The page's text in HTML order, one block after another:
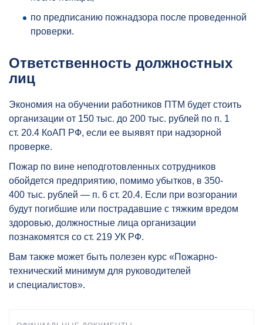
по предписанию пожнадзора после проведенной
проверки.
Ответственность должностных
лиц
Экономия на обучении работников ПТМ будет стоить
организации от 150 тыс. до 200 тыс. рублей по п. 1
ст. 20.4 КоАП РФ, если ее выявят при надзорной
проверке.
Пожар по вине неподготовленных сотрудников
обойдется предприятию, помимо убытков, в 350-
400 тыс. рублей — п. 6 ст. 20.4. Если при возгорании
будут погибшие или пострадавшие с тяжким вредом
здоровью, должностные лица организации
познакомятся со ст. 219 УК РФ.
Вам также может быть полезен курс «Пожарно-
технический минимум для руководителей
и специалистов».